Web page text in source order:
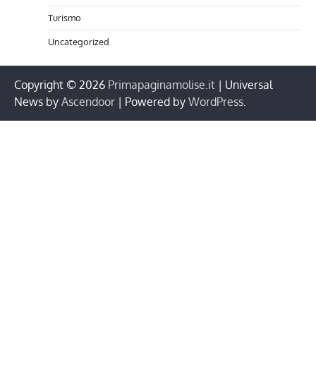
Turismo
Uncategorized
Copyright © 2026 Primapaginamolise.it | Universal
News by Ascendoor | Powered by WordPress.